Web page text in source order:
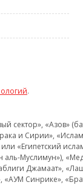
.
«Азов»
и Сирии»,
«Египетский
Муслимун»),
Джамаат»,
Синрике»,